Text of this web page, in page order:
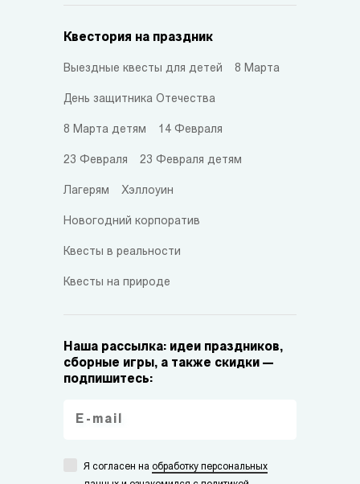
Квестория на праздник
Выездные квесты для детей 8 Марта
День защитника Отечества
8 Марта детям 14 Февраля
23 Февраля 23 Февраля детям
Лагерям Хэллоуин
Новогодний корпоратив
Квесты в реальности
Квесты на природе
Наша рассылка: идеи праздников,
сборные игры, а также скидки —
подпишитесь:
Я согласен на обработку персональных